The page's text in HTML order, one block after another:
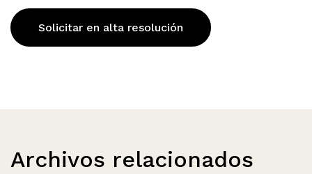
Solicitar en alta resolución
Archivos relacionados